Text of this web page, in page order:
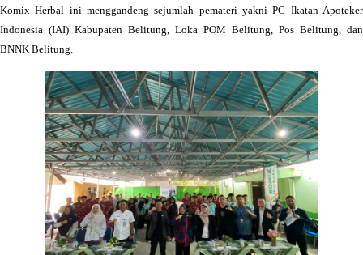
Komix Herbal ini menggandeng sejumlah pemateri yakni PC Ikatan Apoteker
Indonesia (IAI) Kabupaten Belitung, Loka POM Belitung, Pos Belitung, dan
BNNK Belitung.